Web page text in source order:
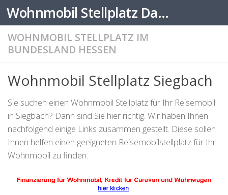
Zum Inhalt springen Wohnmobil Stellplatz Datenbank
WOHNMOBIL STELLPLATZ IM
BUNDESLAND HESSEN
Wohnmobil Stellplatz Siegbach
Sie suchen einen Wohnmobil Stellplatz für Ihr Reisemobil
in Siegbach? Dann sind Sie hier richtig. Wir haben Ihnen
nachfolgend einige Links zusammen gestellt. Diese sollen
Ihnen helfen einen geeigneten Reisemobilstellplatz für Ihr
Wohnmobil zu finden.